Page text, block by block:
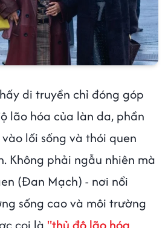
di truyền chỉ đóng góp
lão hóa của làn da, phần
lối sống và thói quen
Không phải ngẫu nhiên mà
(Đan Mạch) - nơi nổi
sống cao và môi trường